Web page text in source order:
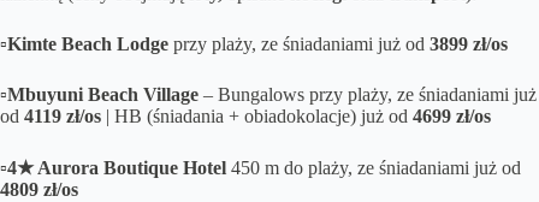
▫️Kimte Beach Lodge przy plaży, ze śniadaniami już od 3899 zł/os
▫️Mbuyuni Beach Village – Bungalows przy plaży, ze śniadaniami już
od 4119 zł/os | HB (śniadania + obiadokolacje) już od 4699 zł/os
▫️4★ Aurora Boutique Hotel 450 m do plaży, ze śniadaniami już od
4809 zł/os